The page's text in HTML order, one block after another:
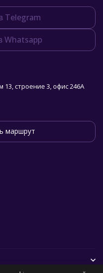
Telegram
Whatsapp
строение 3, офис 246А
маршрут